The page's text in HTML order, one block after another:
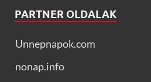
PARTNER OLDALAK
Unnepnapok.com
nonap.info